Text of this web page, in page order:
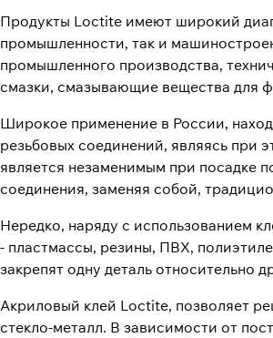
Продукты Loctite имеют широкий
промышленности, так и
промышленного производства,
смазки, смазывающие вещества для
Широкое применение в России,
резьбовых соединений, являясь при
является незаменимым при посадке
соединения, заменяя собой,
Нередко, наряду с использованием
- пластмассы, резины, ПВХ,
закрепят одну деталь относительно
Акриловый клей Loctite, позволяет
стекло-металл. В зависимости от